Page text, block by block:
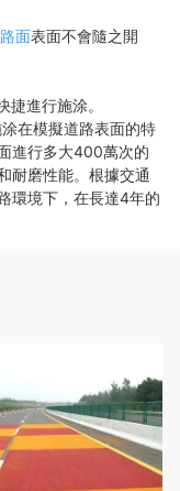
面表面不會隨之開
進行施涂。
在模擬道路表面的特
進行多大400萬次的
耐磨性能。根據交通
環境下，在長達4年的